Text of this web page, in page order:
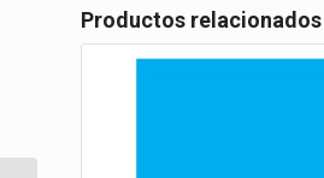
Productos relacionados